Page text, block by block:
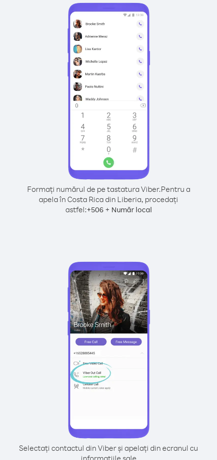
Formați numărul de pe tastatura Viber.Pentru a
apela în Costa Rica din Liberia, procedați
astfel:+506 + Număr local
Selectați contactul din Viber și apelați din ecranul cu
informațiile sale